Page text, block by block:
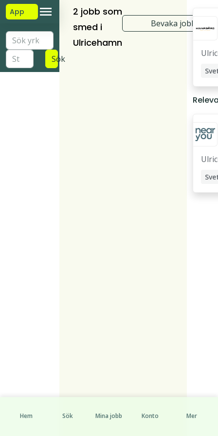
App
Sök
2 jobb som
smed i
Ulricehamn
Bevaka jobb
Hem Sök Mina jobb Konto Mer